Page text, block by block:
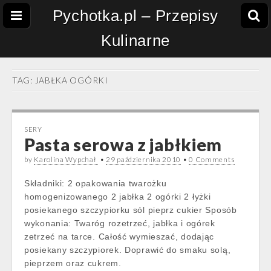
Pychotka.pl – Przepisy
Kulinarne
TAG: JABŁKA OGÓRKI
SERY
Pasta serowa z jabłkiem
by Karolina Wypchał •29 października 2010 •0 Comments
Składniki: 2 opakowania twarożku
homogenizowanego 2 jabłka 2 ogórki 2 łyżki
posiekanego szczypiorku sól pieprz cukier Sposób
wykonania: Twaróg rozetrzeć, jabłka i ogórek
zetrzeć na tarce. Całość wymieszać, dodając
posiekany szczypiorek. Doprawić do smaku solą,
pieprzem oraz cukrem.